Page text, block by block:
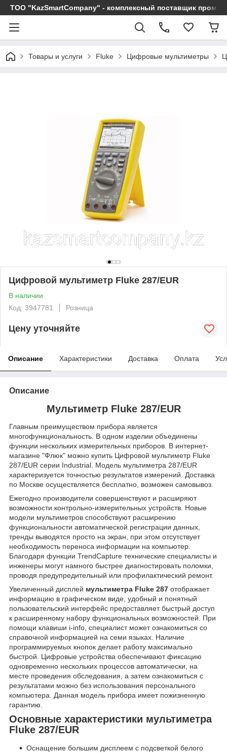
ТОО "KazSmartCompany" - комплексный поставщик
Товары и услуги Fluke Цифровые мультиметры
Цифровой мультиметр Fluke 287/EUR
В наличии
Код: 3947781
Розница
Цену уточняйте
Описание Характеристики Доставка Оплата
Описание
Мультиметр Fluke 287/EUR
Главным преимуществом прибора является
многофункциональность. В одном изделии объединены
функции нескольких измерительных приборов. В интернет-
магазине "Флюк" можно купить Цифровой мультиметр Fluke
287/EUR серии Industrial. Модель мультиметра 287/EUR
характеризуется точностью результатов измерений. Доставка
по Москве осуществляется бесплатно, возможен самовывоз.
Ежегодно производители совершенствуют и расширяют
возможности контрольно-измерительных устройств. Новые
модели мультиметров способствуют расширению
функциональности автоматической регистрации данных,
тренды выводятся просто на экран, при этом отсутствует
необходимость переноса информации на компьютер.
Благодаря функции TrendCapture технические специалисты и
инженеры могут намного быстрее диагностировать поломки,
проводя предупредительный или профилактический ремонт.
Увеличенный дисплей мультиметра Fluke 287 отображает
информацию в графическом виде, удобный и понятный
пользовательский интерфейс предоставляет быстрый доступ
к расширенному набору функциональных возможностей. При
помощи клавиши i-info, специалист может ознакомиться со
справочной информацией на семи языках. Наличие
программируемых кнопок делает работу максимально
быстрой. Цифровые устройства обеспечивают фиксацию
одновременно нескольких процессов автоматически, на
месте проведения обследования, а затем ознакомиться с
результатами можно без использования персонального
компьютера. Данная модель прибора имеет пожизненную
гарантию.
Основные характеристики мультиметра
Fluke 287/EUR
Оснащение большим дисплеем с подсветкой белого